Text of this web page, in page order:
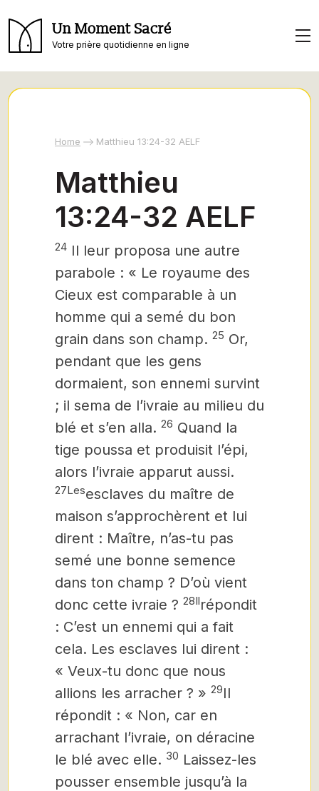
Un Moment Sacré
Votre prière quotidienne en ligne
Home Matthieu 13:24-32 AELF
Matthieu
13:24-32 AELF
24 Il leur proposa une autre
parabole : « Le royaume des
Cieux est comparable à un
homme qui a semé du bon
grain dans son champ. 25 Or,
pendant que les gens
dormaient, son ennemi survint
; il sema de l’ivraie au milieu du
blé et s’en alla. 26 Quand la
tige poussa et produisit l’épi,
alors l’ivraie apparut aussi.
27Lesesclaves du maître de
maison s’approchèrent et lui
dirent : Maître, n’as-tu pas
semé une bonne semence
dans ton champ ? D’où vient
donc cette ivraie ? 28Ilrépondit
: C’est un ennemi qui a fait
cela. Les esclaves lui dirent :
« Veux-tu donc que nous
allions les arracher ? » 29Il
répondit : « Non, car en
arrachant l’ivraie, on déracine
le blé avec elle. 30 Laissez-les
pousser ensemble jusqu’à la